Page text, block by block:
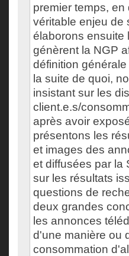
premier temps,
véritable enjeu de
élaborons ensuite
génèrent la NGP
définition
la suite de quoi,
insistant sur les
client.e.s/
après avoir
présentons les
et images des
et diffusées par la
sur les résultats
questions de
deux grandes
les annonces
d'une manière ou
consommation